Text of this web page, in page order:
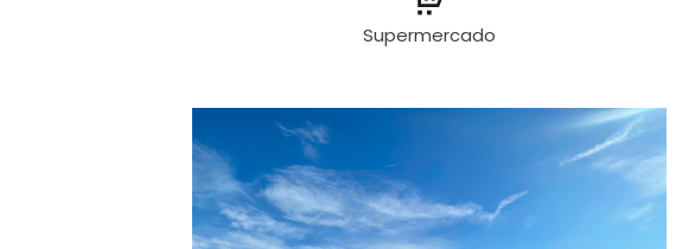
Supermercado